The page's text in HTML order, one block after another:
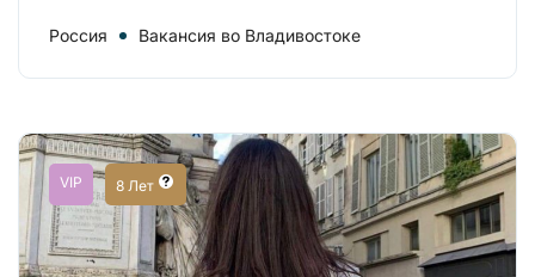
Россия Вакансия во Владивостоке
VIP 8 Лет